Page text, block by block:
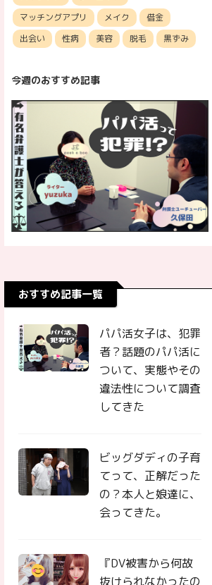
マッチングアプリ
メイク
借金
出会い
性病 美容 脱毛 黒ずみ
今週のおすすめ記事
おすすめ記事一覧
パパ活女子は、犯罪
者？話題のパパ活に
ついて、実態やその
違法性について調査
してきた
ビッグダディの子育
てって、正解だった
の？本人と娘達に、
会ってきた。
『DV被害から何故
抜けられなかったの